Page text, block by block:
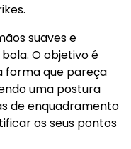
suaves e
O objetivo é
forma que pareça
uma postura
de enquadramento
os seus pontos